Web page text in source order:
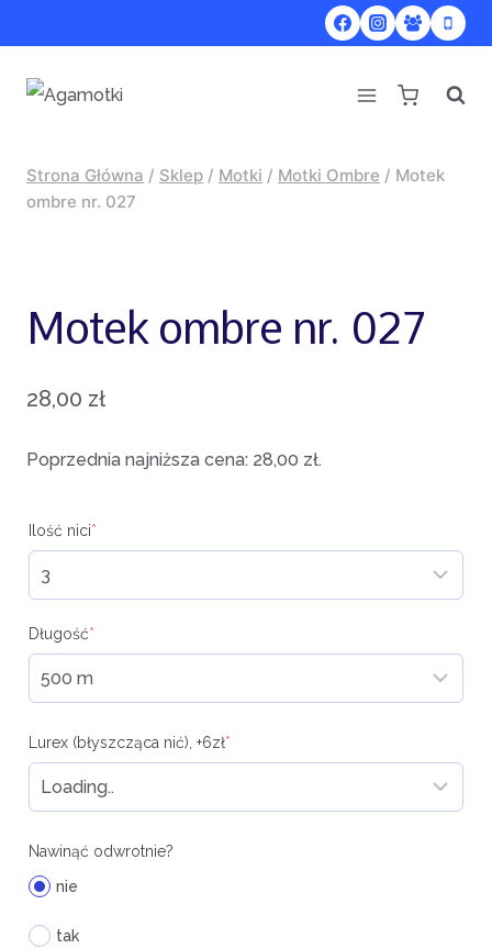
do
treści
Strona Główna / Sklep / Motki / Motki Ombre / Motek
ombre nr. 027
Motek ombre nr. 027
28,00 zł
Poprzednia najniższa cena: 28,00 zł.
Ilość nici*
Długość*
Lurex (błyszcząca nić), +6zł*
Nawinąć odwrotnie?
nie
tak